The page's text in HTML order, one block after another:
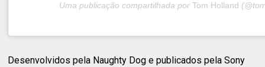
Uma publicação compartilhada porTom Holland
Desenvolvidos pela Naughty Dog e publicados pela Sony